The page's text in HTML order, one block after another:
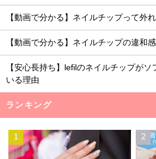
【動画で分かる】ネイルチップって外
【動画で分かる】ネイルチップの違和
【安心長持ち】lefilのネイルチップが
いる理由
ランキング
1 2